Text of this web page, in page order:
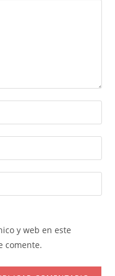
y web en este
comente.